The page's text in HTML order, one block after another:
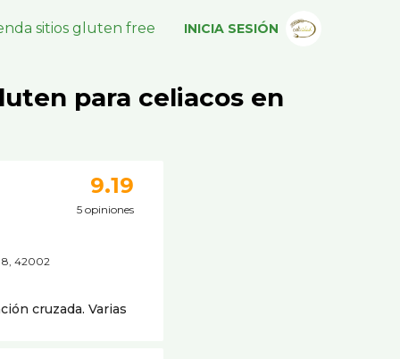
sitios gluten free INICIA SESIÓN
para celiacos en
8, 42002
9.19
5 opiniones
cruzada. Varias